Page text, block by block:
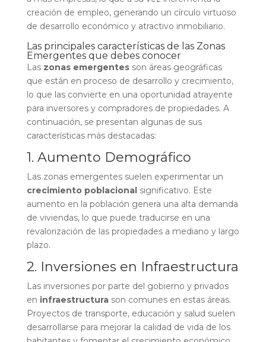
creación de empleo, generando un círculo virtuoso
de desarrollo económico y atractivo inmobiliario.
Las principales características de las Zonas
Emergentes que debes conocer
Las zonas emergentesson áreas geográficas
que están en proceso de desarrollo y crecimiento,
lo que las convierte en una oportunidad atrayente
para inversores y compradores de propiedades. A
continuación, se presentan algunas de sus
características más destacadas:
1. Aumento Demográfico
Las zonas emergentes suelen experimentar un
crecimiento poblacional significativo. Este
aumento en la población genera una alta demanda
de viviendas, lo que puede traducirse en una
revalorización de las propiedades a mediano y largo
plazo.
2. Inversiones en Infraestructura
Las inversiones por parte del gobierno y privados
en infraestructurason comunes en estas áreas.
Proyectos de transporte, educación y salud suelen
desarrollarse para mejorar la calidad de vida de los